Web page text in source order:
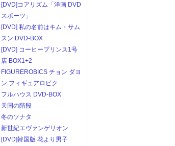
[DVD]コアリズム「洋画 DVD
スポーツ」
[DVD] 私の名前はキム・サム
スン DVD-BOX
[DVD] コーヒープリンス1号
店 BOX1+2
FIGUREROBICS チョン ダヨ
ン フィギュアロビク
フルハウス DVD-BOX
天国の階段
冬のソナタ
新世紀エヴァンゲリオン
[DVD]韓国版 花より男子